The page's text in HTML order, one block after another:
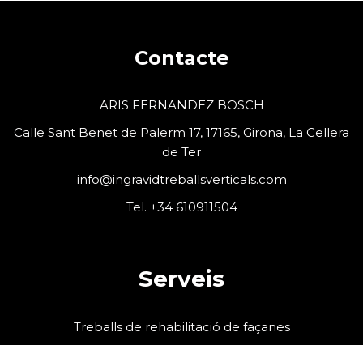
Contacte
ARIS FERNANDEZ BOSCH
Calle Sant Benet de Palerm 17, 17165, Girona, La Cellera
de Ter
info@ingravidtreballsverticals.com
Tel. +34 610911504
Serveis
Treballs de rehabilitació de façanes